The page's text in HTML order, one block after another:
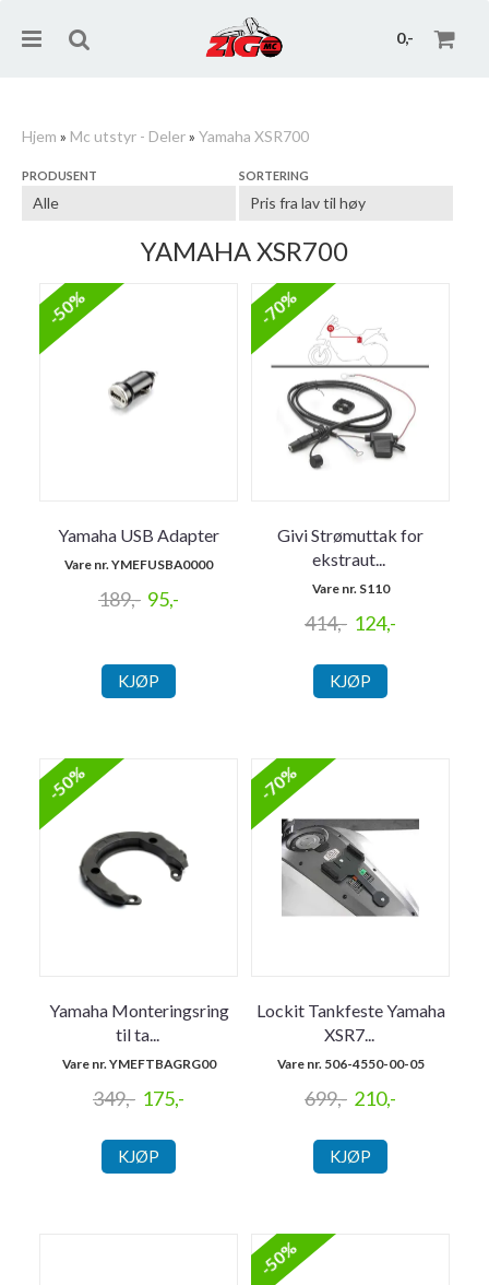
0,-
Hjem » Mc utstyr - Deler» Yamaha XSR700
PRODUSENT SORTERING
YAMAHA XSR700
-50%
Yamaha USB Adapter
Vare nr. YMEFUSBA0000
189,- 95,-
KJØP
-70%
Givi Strømuttak for
ekstraut...
Vare nr. S110
414,- 124,-
KJØP
-50%
Yamaha Monteringsring
til ta...
Vare nr. YMEFTBAGRG00
349,- 175,-
KJØP
-70%
Lockit Tankfeste Yamaha
XSR7...
Vare nr. 506-4550-00-05
699,- 210,-
KJØP
-50%